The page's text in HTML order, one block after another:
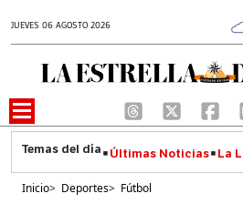
JUEVES 06 AGOSTO 2026
Últimas Noticias La
Inicio> Deportes> Fútbol